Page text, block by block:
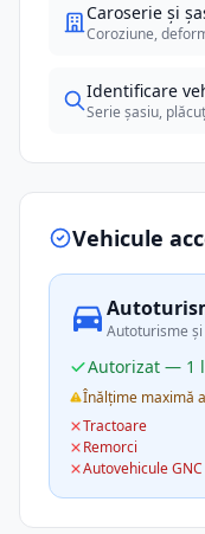
Caroserie și
Coroziune,
Identificare
Serie șasiu,
Vehicule
Autoturisme
Autorizat — 1
Înălțime maximă
Tractoare
Remorci
Autovehicule